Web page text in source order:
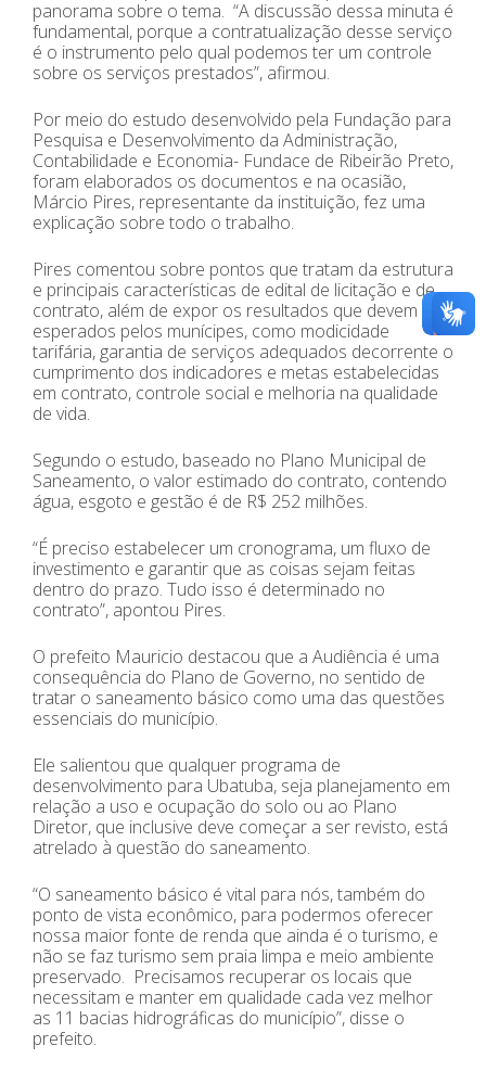
panorama sobre o tema. “A discussão dessa minuta é
fundamental, porque a contratualização desse serviço
é o instrumento pelo qual podemos ter um controle
sobre os serviços prestados”, afirmou.
Por meio do estudo desenvolvido pela Fundação para
Pesquisa e Desenvolvimento da Administração,
Contabilidade e Economia- Fundace de Ribeirão Preto,
foram elaborados os documentos e na ocasião,
Márcio Pires, representante da instituição, fez uma
explicação sobre todo o trabalho.
Pires comentou sobre pontos que tratam da estrutura
e principais características de edital de licitação e de
contrato, além de expor os resultados que devem ser
esperados pelos munícipes, como modicidade
tarifária, garantia de serviços adequados decorrente o
cumprimento dos indicadores e metas estabelecidas
em contrato, controle social e melhoria na qualidade
de vida.
Segundo o estudo, baseado no Plano Municipal de
Saneamento, o valor estimado do contrato, contendo
água, esgoto e gestão é de R$ 252 milhões.
“É preciso estabelecer um cronograma, um fluxo de
investimento e garantir que as coisas sejam feitas
dentro do prazo. Tudo isso é determinado no
contrato”, apontou Pires.
O prefeito Mauricio destacou que a Audiência é uma
consequência do Plano de Governo, no sentido de
tratar o saneamento básico como uma das questões
essenciais do município.
Ele salientou que qualquer programa de
desenvolvimento para Ubatuba, seja planejamento em
relação a uso e ocupação do solo ou ao Plano
Diretor, que inclusive deve começar a ser revisto, está
atrelado à questão do saneamento.
“O saneamento básico é vital para nós, também do
ponto de vista econômico, para podermos oferecer
nossa maior fonte de renda que ainda é o turismo, e
não se faz turismo sem praia limpa e meio ambiente
preservado. Precisamos recuperar os locais que
necessitam e manter em qualidade cada vez melhor
as 11 bacias hidrográficas do município”, disse o
prefeito.